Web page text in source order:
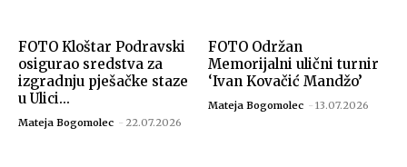
FOTO Kloštar Podravski
osigurao sredstva za
izgradnju pješačke staze
u Ulici...
Mateja Bogomolec - 22.07.2026
FOTO Održan
Memorijalni ulični turnir
‘Ivan Kovačić Mandžo’
Mateja Bogomolec - 13.07.2026